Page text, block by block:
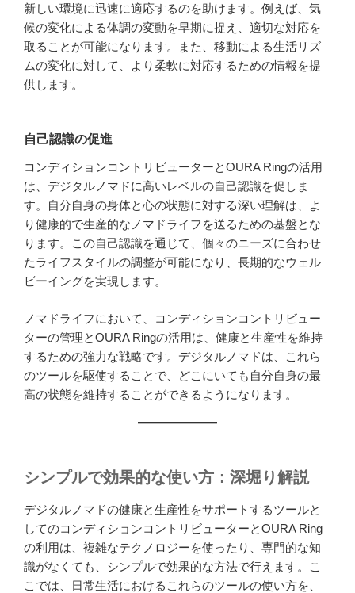
新しい環境に迅速に適応するのを助けます。例えば、気
候の変化による体調の変動を早期に捉え、適切な対応を
取ることが可能になります。また、移動による生活リズ
ムの変化に対して、より柔軟に対応するための情報を提
供します。
自己認識の促進
コンディションコントリビューターとOURA Ringの活用
は、デジタルノマドに高いレベルの自己認識を促しま
す。自分自身の身体と心の状態に対する深い理解は、よ
り健康的で生産的なノマドライフを送るための基盤とな
ります。この自己認識を通じて、個々のニーズに合わせ
たライフスタイルの調整が可能になり、長期的なウェル
ビーイングを実現します。
ノマドライフにおいて、コンディションコントリビュー
ターの管理とOURA Ringの活用は、健康と生産性を維持
するための強力な戦略です。デジタルノマドは、これら
のツールを駆使することで、どこにいても自分自身の最
高の状態を維持することができるようになります。
シンプルで効果的な使い方：深堀り解説
デジタルノマドの健康と生産性をサポートするツールと
してのコンディションコントリビューターとOURA Ring
の利用は、複雑なテクノロジーを使ったり、専門的な知
識がなくても、シンプルで効果的な方法で行えます。こ
こでは、日常生活におけるこれらのツールの使い方を、